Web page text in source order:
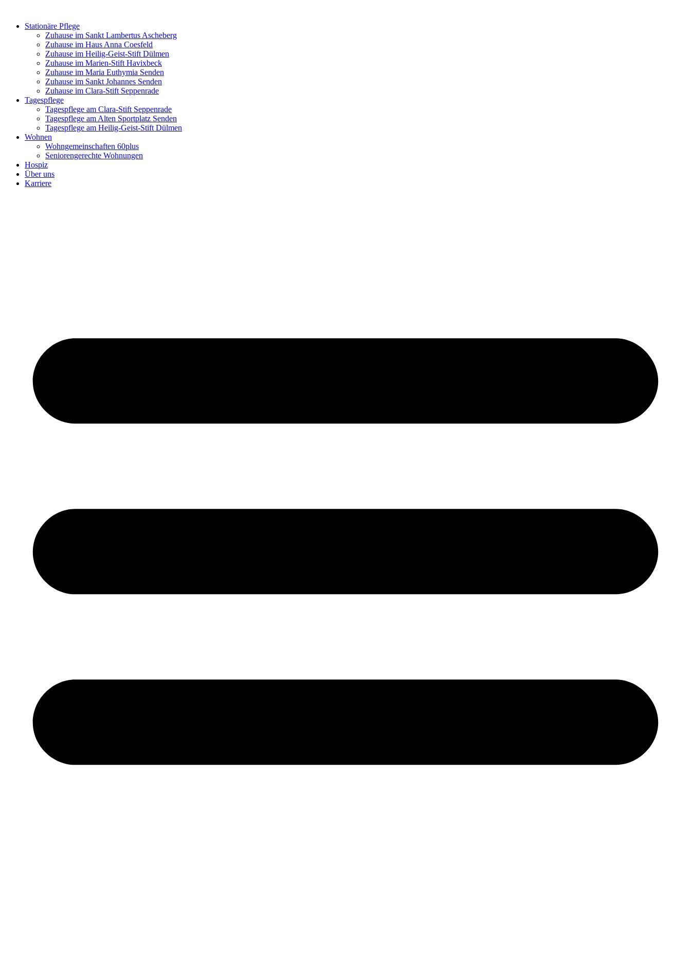
springenStationäre Pflege
Zuhause im Sankt Lambertus Ascheberg
Zuhause im Haus Anna Coesfeld
Zuhause im Heilig-Geist-Stift Dülmen
Zuhause im Marien-Stift Havixbeck
Zuhause im Maria Euthymia Senden
Zuhause im Sankt Johannes Senden
Zuhause im Clara-Stift Seppenrade
Tagespflege
Tagespflege am Clara-Stift Seppenrade
Tagespflege am Alten Sportplatz Senden
Tagespflege am Heilig-Geist-Stift Dülmen
Wohnen
Wohngemeinschaften 60plus
Seniorengerechte Wohnungen
Hospiz
Über uns
Karriere